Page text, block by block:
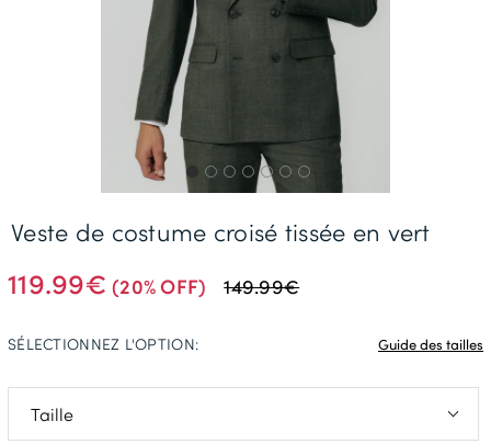
Livraison Gratuite *
119.99€ (20% OFF) 149.99€
Veste de costume croisé tissée en vert
SÉLECTIONNEZ L'OPTION: Guide des tailles